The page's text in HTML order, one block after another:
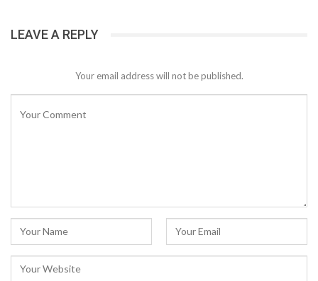
LEAVE A REPLY
Your email address will not be published.